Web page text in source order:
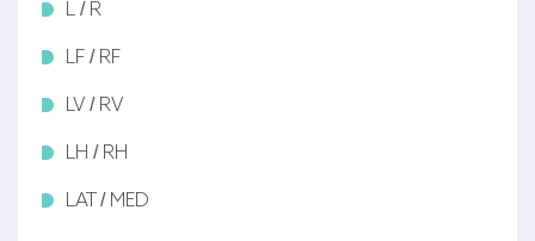
L / R
LF / RF
LV / RV
LH / RH
LAT / MED